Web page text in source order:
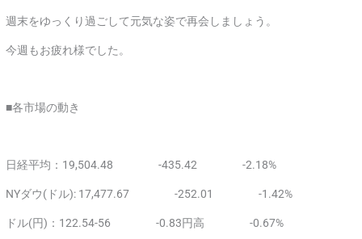
週末をゆっくり過ごして元気な姿で再会しましょう。
今週もお疲れ様でした。
■各市場の動き
日経平均：19,504.48 -435.42 -2.18%
NYダウ(ドル): 17,477.67 -252.01 -1.42%
ドル(円)：122.54-56 -0.83円高 -0.67%